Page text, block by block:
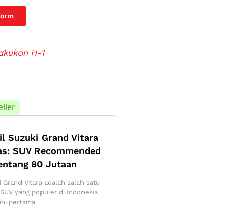
H-1
Suzuki Grand Vitara
SUV Recommended
80 Jutaan
Grand Vitara adalah salah satu
yang populer di Indonesia.
pertama